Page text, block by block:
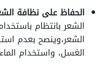
الحفاظ على نظافة
الشعر بانتظام
الشعر،وينصح بعدم
الغسل، واستخدام الماء